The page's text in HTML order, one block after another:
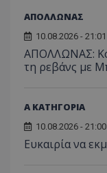
ΑΠΟΛΛΩΝΑΣ
10.08.2026 - 21:01
ΑΠΟΛΛΩΝΑΣ:
τη ρεβάνς με
Α ΚΑΤΗΓΟΡΙΑ
10.08.2026 - 21:00
Ευκαιρία να